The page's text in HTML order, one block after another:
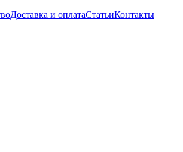
Доставка и оплатаСтатьиКонтакты